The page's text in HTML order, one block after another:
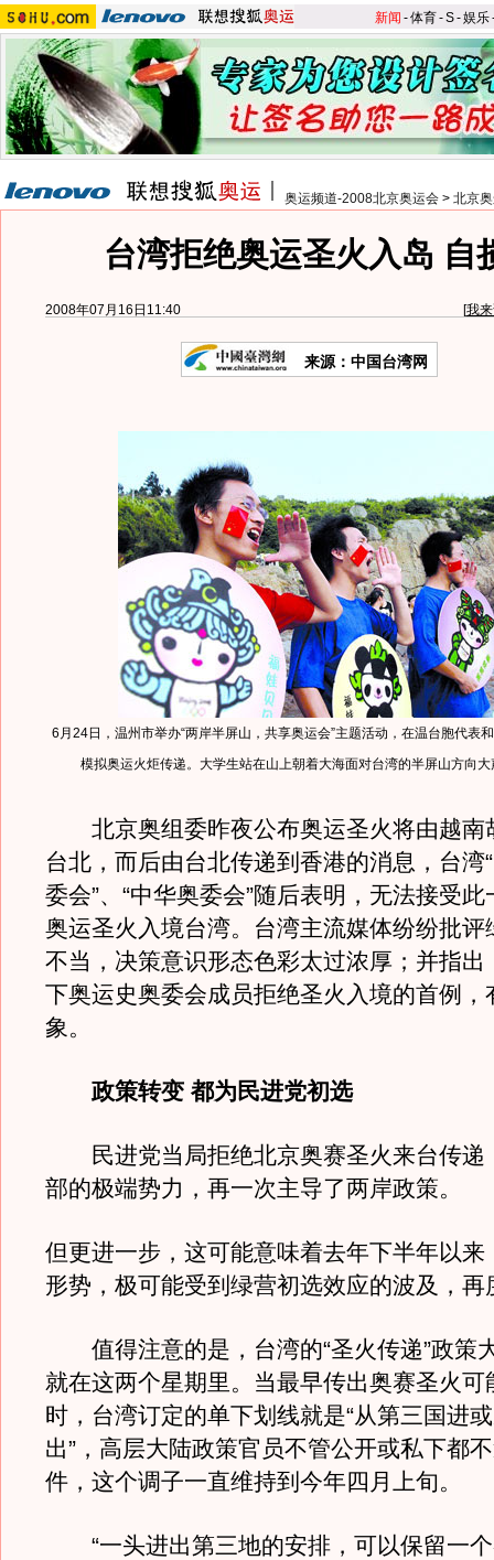
新闻 -体育-S-娱乐
奥运频道-2008北京奥运会 > 北京
台湾拒绝奥运圣火入岛 自
2008年07月16日11:40 [我
来源：中国台湾网
6月24日，温州市举办“两岸半屏山，共享奥运会”主题活动，在温台胞代表
模拟奥运火炬传递。大学生站在山上朝着大海面对台湾的半屏山方向
北京奥组委昨夜公布奥运圣火将由越南
台北，而后由台北传递到香港的消息，台湾
委会”、“中华奥委会”随后表明，无法接受
奥运圣火入境台湾。台湾主流媒体纷纷批评
不当，决策意识形态色彩太过浓厚；并指出
下奥运史奥委会成员拒绝圣火入境的首例，
象。
政策转变 都为民进党初选
民进党当局拒绝北京奥赛圣火来台传递
部的极端势力，再一次主导了两岸政策。
但更进一步，这可能意味着去年下半年以来
形势，极可能受到绿营初选效应的波及，再
值得注意的是，台湾的“圣火传递”政策
就在这两个星期里。当最早传出奥赛圣火可
时，台湾订定的单下划线就是“从第三国进
出”，高层大陆政策官员不管公开或私下都
件，这个调子一直维持到今年四月上旬。
“一头进出第三地的安排，可以保留一个